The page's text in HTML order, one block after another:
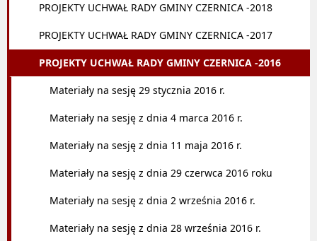
PROJEKTY UCHWAŁ RADY GMINY CZERNICA -2018
PROJEKTY UCHWAŁ RADY GMINY CZERNICA -2017
PROJEKTY UCHWAŁ RADY GMINY CZERNICA -2016
Materiały na sesję 29 stycznia 2016 r.
Materiały na sesję z dnia 4 marca 2016 r.
Materiały na sesję z dnia 11 maja 2016 r.
Materiały na sesję z dnia 29 czerwca 2016 roku
Materiały na sesję z dnia 2 września 2016 r.
Materiały na sesję z dnia 28 września 2016 r.